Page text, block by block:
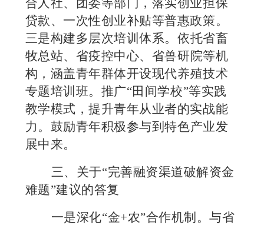
合人社、团委等部门，落实创业担保
贷款、一次性创业补贴等普惠政策。
三是构建多层次培训体系。依托省畜
牧总站、 省疫控中心、省兽研院等机
构， 涵盖青年群体开设现代养殖技术
专题培训班。推广“田间学校”等实践
教学模式，提升青年从业者的实战能
力。鼓励青年积极参与到特色产业发
展中来。
三、关于“完善融资渠道破解资金
难题”建议的答复
一是深化“金+农”合作机制。与省